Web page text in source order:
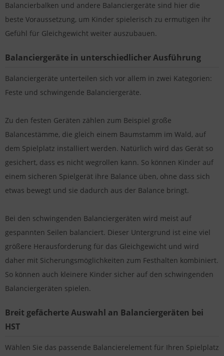
Balancierbalken und andere Balanciergeräte sind hier die
beste Voraussetzung, um Kinder spielerisch zu ermutigen ihr
Gefühl für Gleichgewicht weiter auszubauen.
Balanciergeräte in unterschiedlicher Ausführung
Balanciergeräte unterteilen sich vor allem in zwei Kategorien:
Feste und schwingende Balanciergeräte.
Zu den festen Geräten zählen zum Beispiel große
Balancestämme, die gleich einem Baumstamm im Wald, auf
dem Spielplatz installiert werden. Natürlich wird das Gerät so
gesichert, dass es nicht wegrollen kann. So können Kinder auf
einem sicheren Spielgerät ihre Balance üben, ohne dass sich
etwas bewegt und sie dadurch aus der Balance bringt.
Bei den schwingenden Balanciergeräten wird meist auf
gespannten Seilen balanciert. Dieser Untergrund ist eine viel
größere Herausforderung für das Gleichgewicht und wird
daher mit Sicherungsmöglichkeiten zum Festhalten kombiniert.
So können auch kleinere Kinder sicher auf den schwingenden
Balanciergeräten spielen.
Breit gefächerte Auswahl an Balanciergeräten bei
HST
Wählen Sie das passende Balancierelement für Ihren Spielplatz